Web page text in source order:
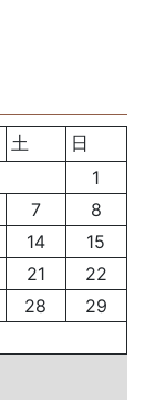
土
日
1
7
8
14
15
21
22
28
29